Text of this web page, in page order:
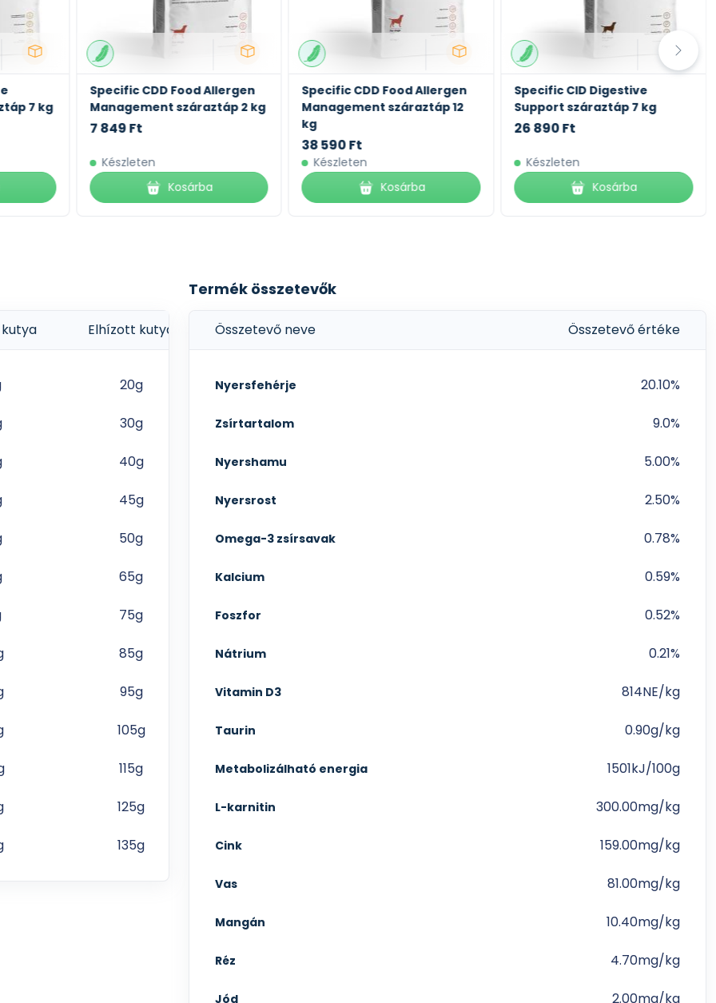
7 kg
Specific CDD Food Allergen
Management száraztáp 2 kg
7 849 Ft
Készleten
Kosárba
Specific CDD Food Allergen
Management száraztáp 12
kg
38 590 Ft
Készleten
Kosárba
Specific CID Digestive
Support száraztáp 7 kg
26 890 Ft
Készleten
Kosárba
Elhízott kutya
20g
30g
40g
45g
50g
65g
75g
85g
95g
105g
115g
125g
135g
Termék összetevők
Összetevő neve Összetevő értéke
Nyersfehérje 20.10%
Zsírtartalom 9.0%
Nyershamu 5.00%
Nyersrost 2.50%
Omega-3 zsírsavak 0.78%
Kalcium 0.59%
Foszfor 0.52%
Nátrium 0.21%
Vitamin D3 814NE/kg
Taurin 0.90g/kg
Metabolizálható energia 1501kJ/100g
L-karnitin 300.00mg/kg
Cink 159.00mg/kg
Vas 81.00mg/kg
Mangán 10.40mg/kg
Réz 4.70mg/kg
Jód 2.00mg/kg